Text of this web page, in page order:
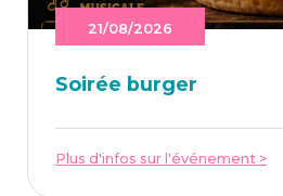
21/08/2026
Soi­rée burger
Plus d'infos sur l'événement >